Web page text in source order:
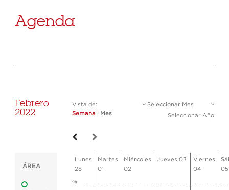
Agenda
Febrero
2022
Vista de:
Semana
Mes
Seleccionar Mes
Seleccionar Año
ÁREA
Lunes
28
Martes
01
Miércoles
02
Jueves 03
Viernes
04
05
9h